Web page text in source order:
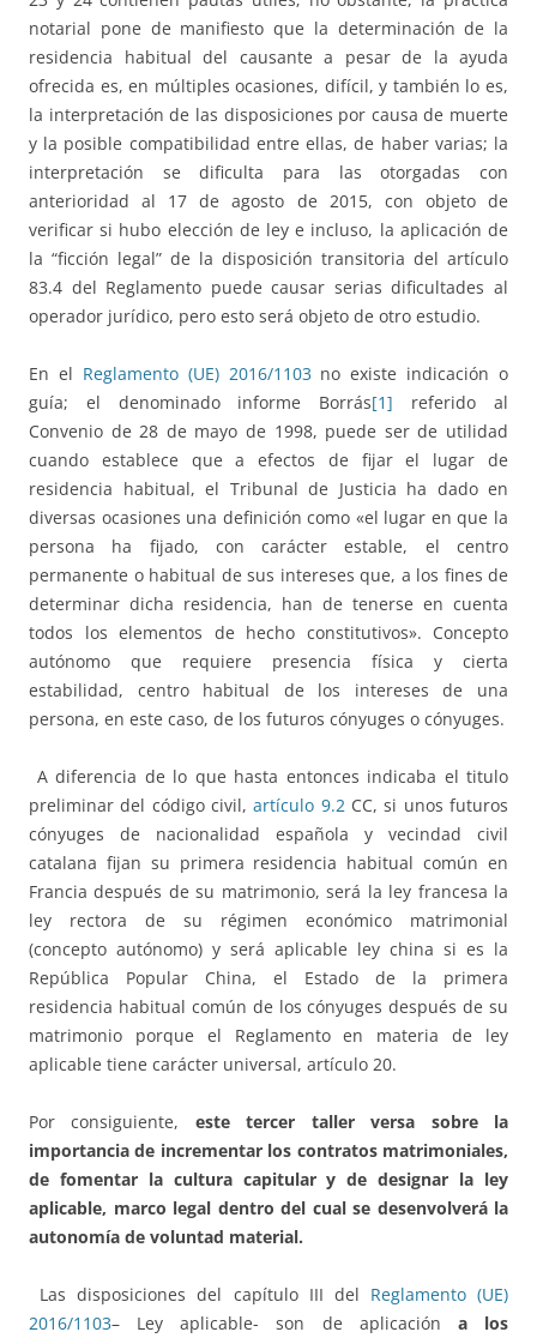
notarial pone de manifiesto que la determinación de la
residencia habitual del causante a pesar de la ayuda
ofrecida es, en múltiples ocasiones, difícil, y también lo es,
la interpretación de las disposiciones por causa de muerte
y la posible compatibilidad entre ellas, de haber varias; la
interpretación se dificulta para las otorgadas con
anterioridad al 17 de agosto de 2015, con objeto de
verificar si hubo elección de ley e incluso, la aplicación de
la “ficción legal” de la disposición transitoria del artículo
83.4 del Reglamento puede causar serias dificultades al
operador jurídico, pero esto será objeto de otro estudio.
En el Reglamento (UE) 2016/1103 no existe indicación o
guía; el denominado informe Borrás[1] referido al
Convenio de 28 de mayo de 1998, puede ser de utilidad
cuando establece que a efectos de fijar el lugar de
residencia habitual, el Tribunal de Justicia ha dado en
diversas ocasiones una definición como «el lugar en que la
persona ha fijado, con carácter estable, el centro
permanente o habitual de sus intereses que, a los fines de
determinar dicha residencia, han de tenerse en cuenta
todos los elementos de hecho constitutivos». Concepto
autónomo que requiere presencia física y cierta
estabilidad, centro habitual de los intereses de una
persona, en este caso, de los futuros cónyuges o cónyuges.
A diferencia de lo que hasta entonces indicaba el titulo
preliminar del código civil,artículo 9.2 CC, si unos futuros
cónyuges de nacionalidad española y vecindad civil
catalana fijan su primera residencia habitual común en
Francia después de su matrimonio, será la ley francesa la
ley rectora de su régimen económico matrimonial
(concepto autónomo) y será aplicable ley china si es la
República Popular China, el Estado de la primera
residencia habitual común de los cónyuges después de su
matrimonio porque el Reglamento en materia de ley
aplicable tiene carácter universal, artículo 20.
Por consiguiente, este tercer taller versa sobre la
importancia de incrementar los contratos matrimoniales,
de fomentar la cultura capitular y de designar la ley
aplicable, marco legal dentro del cual se desenvolverá la
autonomía de voluntad material.
Las disposiciones del capítulo III del Reglamento (UE)
2016/1103– Ley aplicable- son de aplicación a los